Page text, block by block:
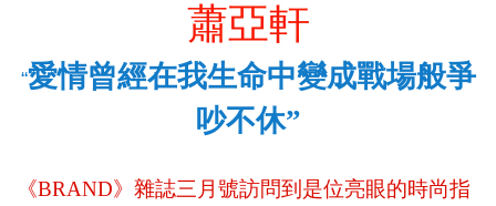
蕭亞軒
“愛情曾經在我生命中變成戰場般爭
吵不休”
《BRAND》雜誌三月號訪問到是位亮眼的時尚指